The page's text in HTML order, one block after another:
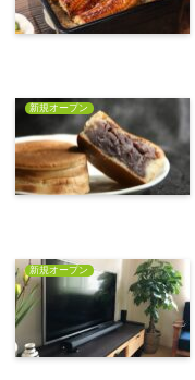
新規オープン
新規オープン